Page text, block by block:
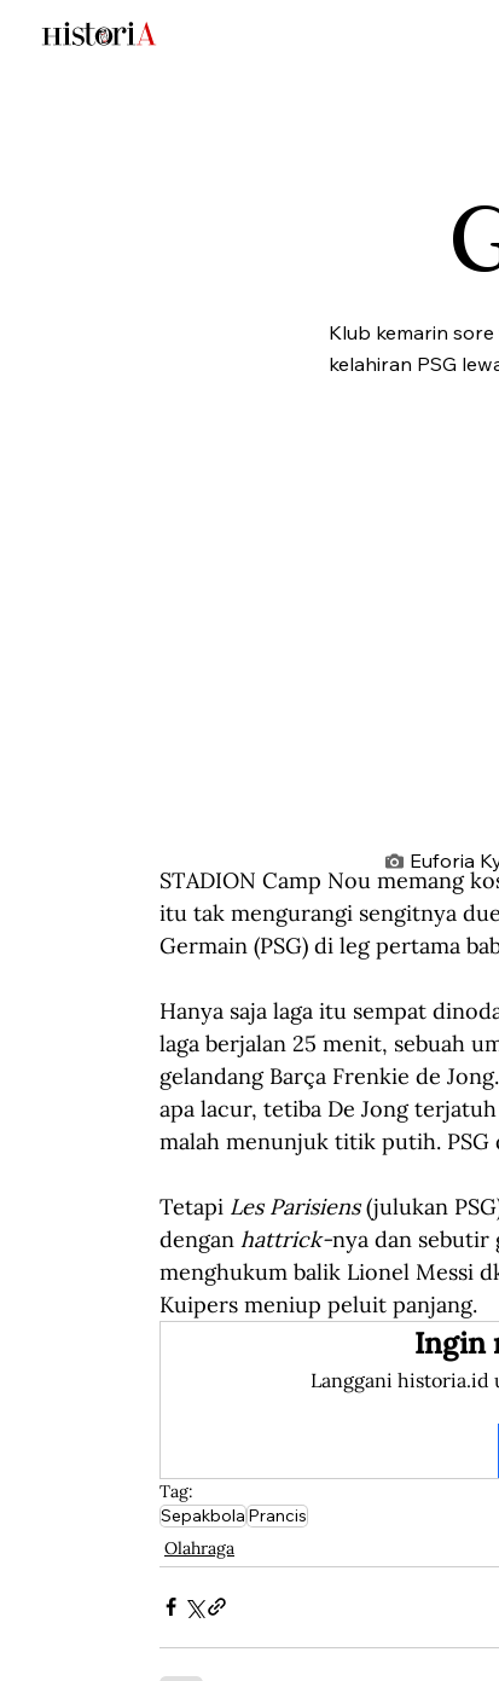
Klub kemarin
kelahiran PSG
Euforia
STADION Camp Nou memang
itu tak mengurangi sengitnya
Germain (PSG) di leg pertama
Hanya saja laga itu sempat
laga berjalan 25 menit, sebuah
gelandang Barça Frenkie de
apa lacur, tetiba De Jong
malah menunjuk titik putih. PSG
Tetapi Les Parisiens (julukan
dengan hattrick-nya dan sebutir
menghukum balik Lionel Messi
Kuipers meniup peluit panjang.
Ingin
Langgani historia.id
Tag:
SepakbolaPrancis
Olahraga